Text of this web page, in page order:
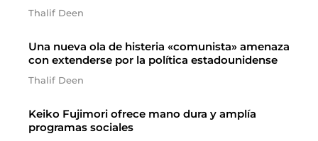
Thalif Deen
Una nueva ola de histeria «comunista» amenaza
con extenderse por la política estadounidense
Thalif Deen
Keiko Fujimori ofrece mano dura y amplía
programas sociales